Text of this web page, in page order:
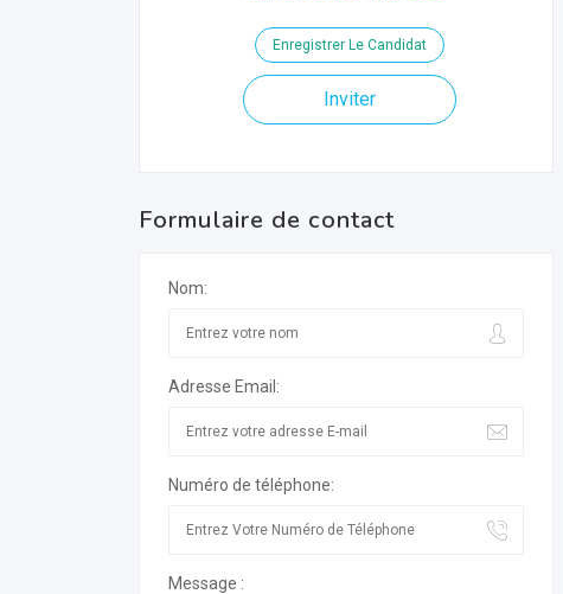
Enregistrer Le Candidat
Inviter
Formulaire de contact
Nom:
Adresse Email:
Numéro de téléphone:
Message :